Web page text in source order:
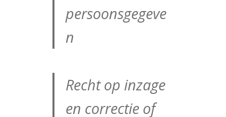
persoonsgegeve
n
Recht op inzage
en correctie of